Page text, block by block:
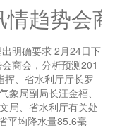
趋势会
明确要求 2月24日下
商会，分析预测201
挥、省水利厅厅长罗
局副局长汪金福、
局、省水利厅有关处
平均降水量85.6毫